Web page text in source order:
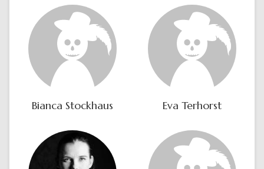
Bianca Stockhaus Eva Terhorst